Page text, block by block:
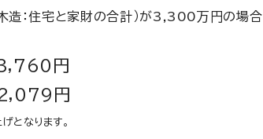
造：住宅と家財の合計）が3,300万円の場合
円
2,079円
となります。